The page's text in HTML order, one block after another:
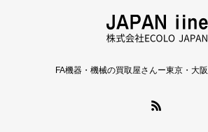
FA機器・機械の買取屋さんー東京・大